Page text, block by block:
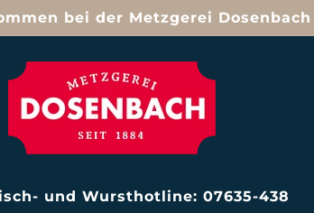
bei der Metzgerei Dosenbach
und Wursthotline: 07635-438